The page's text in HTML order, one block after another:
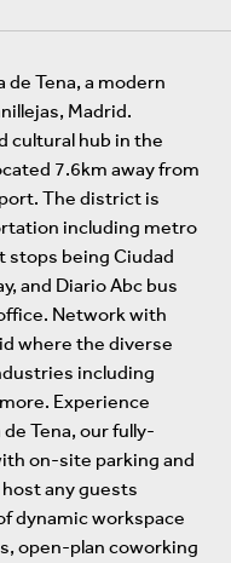
de Tena, a modern
Madrid.
cultural hub in the
7.6km away from
The district is
including metro
stops being Ciudad
and Diario Abc bus
Network with
where the diverse
including
Experience
Tena, our fully-
on-site parking and
any guests
dynamic workspace
open-plan coworking